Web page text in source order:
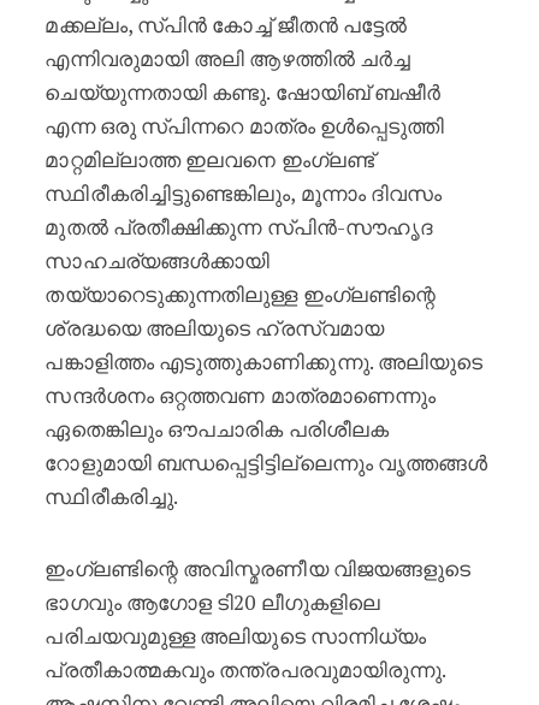
മക്കല്ലം, സ്പിൻ കോച്ച് ജീതൻ പട്ടേൽ
എന്നിവരുമായി അലി ആഴത്തിൽ ചർച്ച
ചെയ്യുന്നതായി കണ്ടു. ഷോയിബ് ബഷീർ
എന്ന ഒരു സ്പിന്നറെ മാത്രം ഉൾപ്പെടുത്തി
മാറ്റമില്ലാത്ത ഇലവനെ ഇംഗ്ലണ്ട്
സ്ഥിരീകരിച്ചിട്ടുണ്ടെങ്കിലും, മൂന്നാം ദിവസം
മുതൽ പ്രതീക്ഷിക്കുന്ന സ്പിൻ-സൗഹൃദ
സാഹചര്യങ്ങൾക്കായി
തയ്യാറെടുക്കുന്നതിലുള്ള ഇംഗ്ലണ്ടിന്റെ
ശ്രദ്ധയെ അലിയുടെ ഹ്രസ്വമായ
പങ്കാളിത്തം എടുത്തുകാണിക്കുന്നു. അലിയുടെ
സന്ദർശനം ഒറ്റത്തവണ മാത്രമാണെന്നും
ഏതെങ്കിലും ഔപചാരിക പരിശീലക
റോളുമായി ബന്ധപ്പെട്ടിട്ടില്ലെന്നും വൃത്തങ്ങൾ
സ്ഥിരീകരിച്ചു.
ഇംഗ്ലണ്ടിന്റെ അവിസ്മരണീയ വിജയങ്ങളുടെ
ഭാഗവും ആഗോള ടി20 ലീഗുകളിലെ
പരിചയവുമുള്ള അലിയുടെ സാന്നിധ്യം
പ്രതീകാത്മകവും തന്ത്രപരവുമായിരുന്നു.